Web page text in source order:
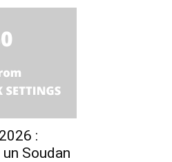
:
Soudan